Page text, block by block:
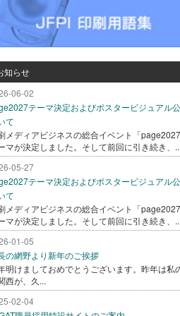
知らせ
06-02
テーマ決定およびポスタービジュアル
て
メディアビジネスの総合イベント「
マが決定しました。そして前回に引き続き、...
05-27
テーマ決定およびポスタービジュアル
て
メディアビジネスの総合イベント「
マが決定しました。そして前回に引き続き、...
01-05
の網野より新年のご挨拶
明けましておめでとうございます。昨年は私
西が、久...
02-04